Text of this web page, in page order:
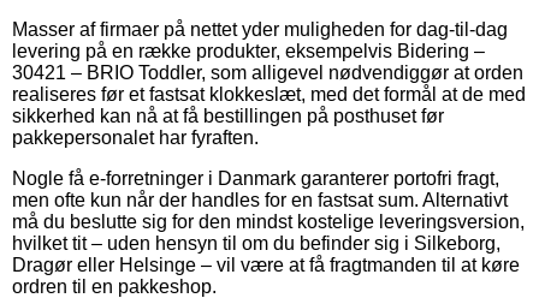
Masser af firmaer på nettet yder muligheden for dag-til-dag
levering på en række produkter, eksempelvis Bidering –
30421 – BRIO Toddler, som alligevel nødvendiggør at orden
realiseres før et fastsat klokkeslæt, med det formål at de med
sikkerhed kan nå at få bestillingen på posthuset før
pakkepersonalet har fyraften.
Nogle få e-forretninger i Danmark garanterer portofri fragt,
men ofte kun når der handles for en fastsat sum. Alternativt
må du beslutte sig for den mindst kostelige leveringsversion,
hvilket tit – uden hensyn til om du befinder sig i Silkeborg,
Dragør eller Helsinge – vil være at få fragtmanden til at køre
ordren til en pakkeshop.